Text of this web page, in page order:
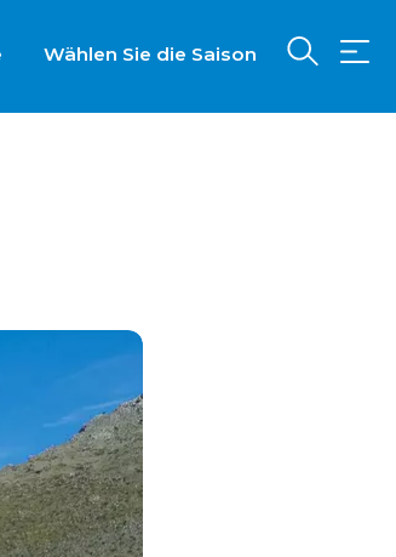
Wählen Sie die Saison